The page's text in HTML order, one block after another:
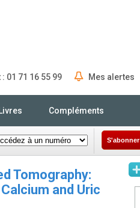
01 71 16 55 99 Mes alertes
Livres Compléments
S'abonner
Tomography:
and Uric